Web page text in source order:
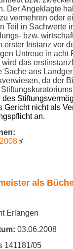
Der Angeklagte
vermehren oder
Teil in Sachwerte
bzw.
erster Instanz vor
Untreue in acht
das
Sache ans
da der
Gericht nicht als
an.
als
Erlangen
03.06.2008
141181/05